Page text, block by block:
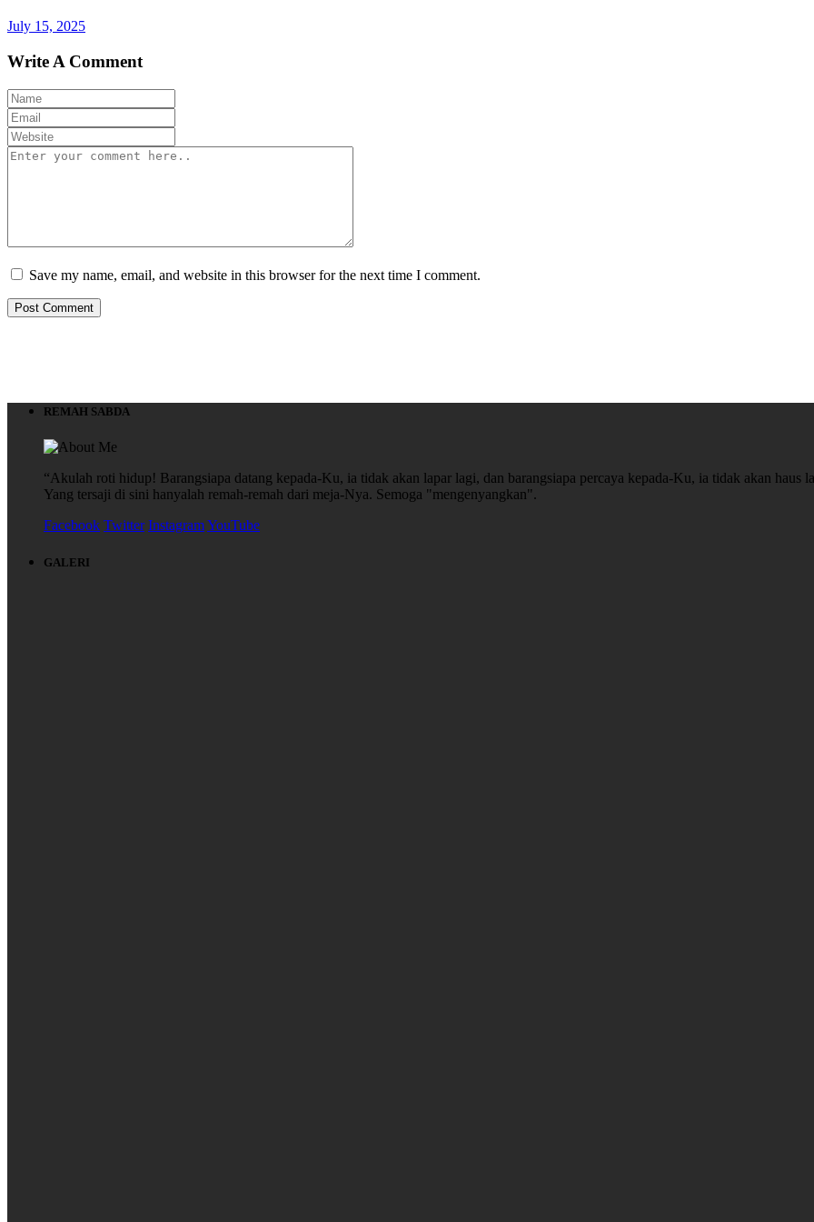
July 15, 2025
Write A Comment
Save my name, email, and website in this browser for the next time I comment.
REMAH SABDA
“Akulah roti hidup! Barangsiapa datang kepada-Ku, ia tidak akan lapar lagi, dan barangsiapa percaya kepada-Ku, ia tidak akan haus
Yang tersaji di sini hanyalah remah-remah dari meja-Nya. Semoga "mengenyangkan".
Facebook Twitter InstagramYouTube
GALERI